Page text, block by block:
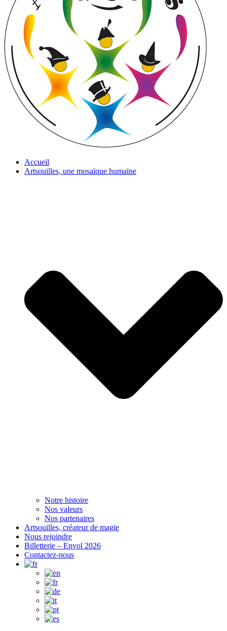
Accueil
Artsouilles, une mosaïque humaine
Notre histoire
Nos valeurs
Nos partenaires
Artsouilles, créateur de magie
Nous rejoindre
Billetterie – Envol 2026
Contactez-nous